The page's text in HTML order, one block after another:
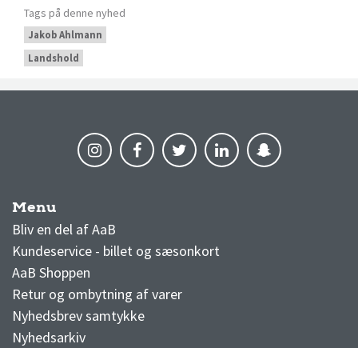
Tags på denne nyhed
Jakob Ahlmann
Landshold
Menu
Bliv en del af AaB
Kundeservice - billet og sæsonkort
AaB Shoppen
Retur og ombytning af varer
Nyhedsbrev samtykke
Nyhedsarkiv